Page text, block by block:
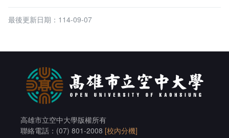
最後更新日期：114-09-07
高雄市立空中大學版權所有
聯絡電話：(07) 801-2008 [校內分機]